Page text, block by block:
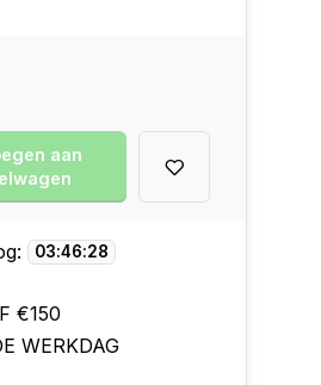
aan
03:46:27
€150
WERKDAG